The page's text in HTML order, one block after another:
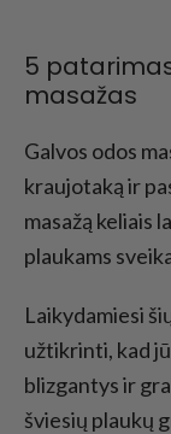
5
masažas
Galvos odos
kraujotaką ir
masažą keliais
plaukams
Laikydamiesi
užtikrinti, kad
blizgantys ir
šviesių plaukų